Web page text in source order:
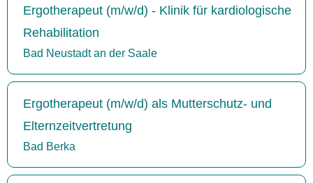
Ergotherapeut (m/w/d) - Klinik für kardiologische
Rehabilitation
Bad Neustadt an der Saale
Ergotherapeut (m/w/d) als Mutterschutz- und
Elternzeitvertretung
Bad Berka